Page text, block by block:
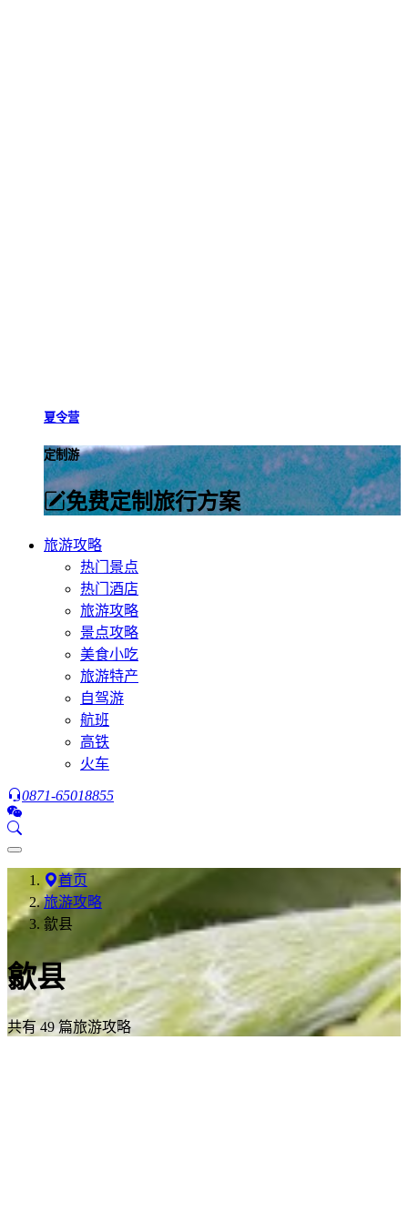
夏令营
定制游
免费定制旅行方案
旅游攻略
热门景点
热门酒店
旅游攻略
景点攻略
美食小吃
旅游特产
自驾游
航班
高铁
火车
0871-65018855
首页
旅游攻略
歙县
歙县
共有 49 篇旅游攻略